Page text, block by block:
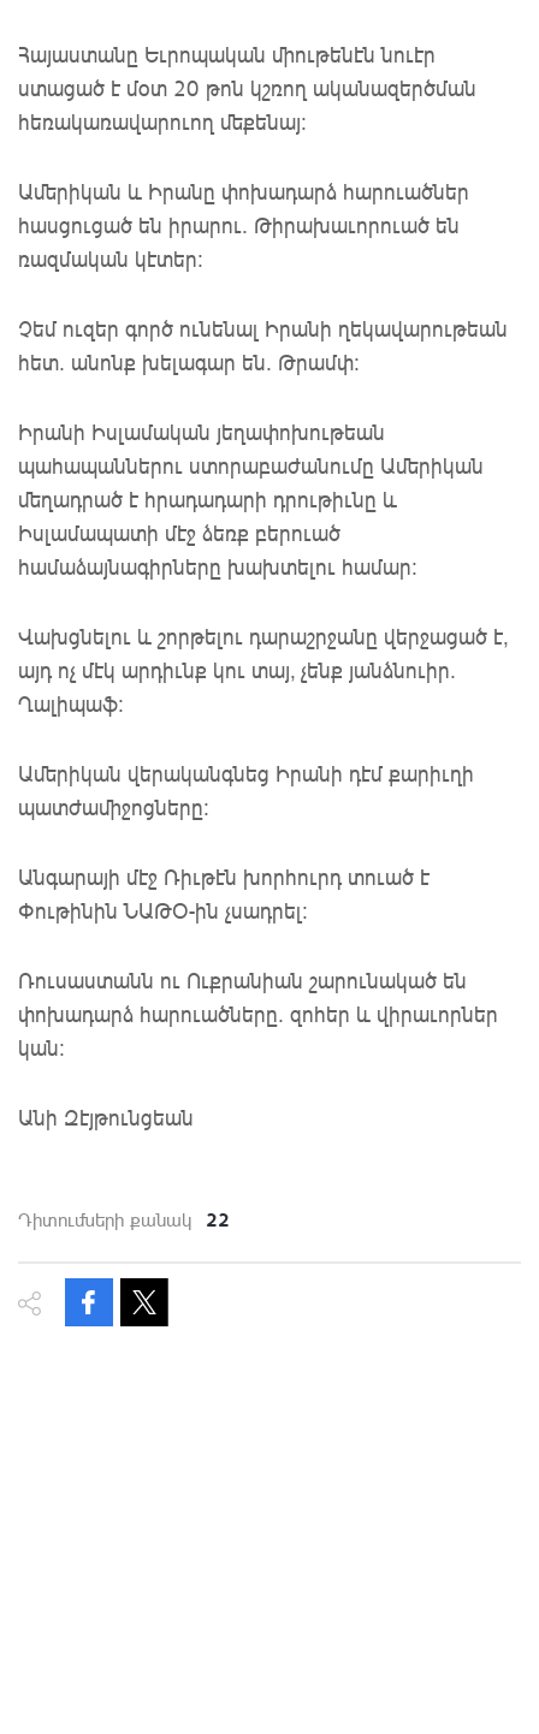
Հայաստանը Եւրոպական միութենէն նուէր
ստացած է մօտ 20 թոն կշռող ականազերծման
հեռակառավարուող մեքենայ:
Ամերիկան և Իրանը փոխադարձ հարուածներ
հասցուցած են իրարու. Թիրախաւորուած են
ռազմական կէտեր:
Չեմ ուզեր գործ ունենալ Իրանի ղեկավարութեան
հետ. անոնք խելագար են. Թրամփ:
Իրանի Իսլամական յեղափոխութեան
պահապաններու ստորաբաժանումը Ամերիկան
մեղադրած է հրադադարի դրութիւնը և
Իսլամապատի մէջ ձեռք բերուած
համաձայնագիրները խախտելու համար։
Վախցնելու և շորթելու դարաշրջանը վերջացած է,
այդ ոչ մէկ արդիւնք կու տայ, չենք յանձնուիր.
Ղալիպաֆ:
Ամերիկան վերականգնեց Իրանի դէմ քարիւղի
պատժամիջոցները:
Անգարայի մէջ Ռիւթէն խորհուրդ տուած է
Փութինին ՆԱԹՕ-ին չսադրել:
Ռուսաստանն ու Ուքրանիան շարունակած են
փոխադարձ հարուածները. զոհեր և վիրաւորներ
կան:
Անի Զէյթունցեան
Դիտումների քանակ 22